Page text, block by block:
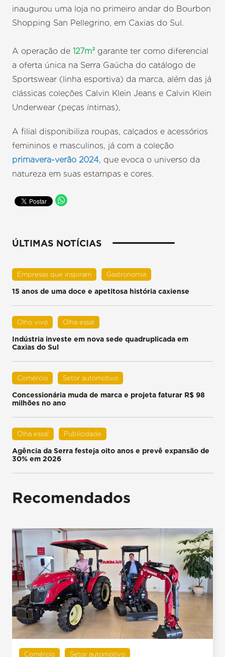
inaugurou uma loja no primeiro andar do Bourbon
Shopping San Pellegrino, em Caxias do Sul.
A operação de127m² garante ter como diferencial
a oferta única na Serra Gaúcha do catálogo de
Sportswear (linha esportiva) da marca, além das já
clássicas coleções Calvin Klein Jeans e Calvin Klein
Underwear (peças íntimas),
A filial disponibiliza roupas, calçados e acessórios
femininos e masculinos, já com a coleção
primavera-verão 2024, que evoca o universo da
natureza em suas estampas e cores.
ÚLTIMAS NOTÍCIAS
Empresas que inspiram Gastronomia
15 anos de uma doce e apetitosa história caxiense
Olho vivo Olha essa!
Indústria investe em nova sede quadruplicada em
Caxias do Sul
Comércio Setor automotivo
Concessionária muda de marca e projeta faturar R$ 98
milhões no ano
Olha essa! Publicidade
Agência da Serra festeja oito anos e prevê expansão de
30% em 2026
Recomendados
Comércio Setor automotivo